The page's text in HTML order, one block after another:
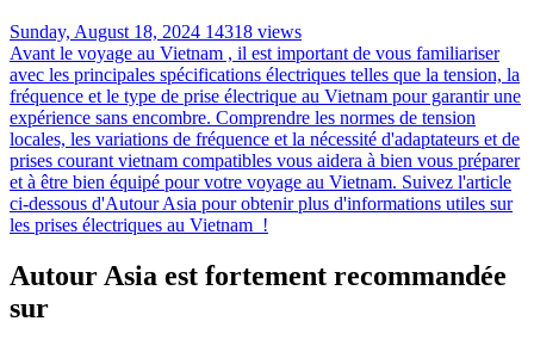
Sunday, August 18, 2024 14318 views
Avant le voyage au Vietnam , il est important de vous familiariser
avec les principales spécifications électriques telles que la tension, la
fréquence et le type de prise électrique au Vietnam pour garantir une
expérience sans encombre. Comprendre les normes de tension
locales, les variations de fréquence et la nécessité d'adaptateurs et de
prises courant vietnam compatibles vous aidera à bien vous préparer
et à être bien équipé pour votre voyage au Vietnam. Suivez l'article
ci-dessous d'Autour Asia pour obtenir plus d'informations utiles sur
les prises électriques au Vietnam !
Autour Asia est fortement recommandée
sur